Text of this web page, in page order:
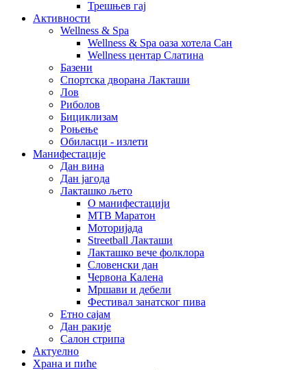
Трешњев гај
Активности
Wellness & Spa
Wellness & Spa оаза хотела Сан
Wellness центар Слатина
Базени
Спортска дворана Лакташи
Лов
Риболов
Бициклизам
Роњење
Обиласци - излети
Манифестације
Дан вина
Дан јагода
Лакташко љето
О манифестацији
MTB Маратон
Моторијада
Streetball Лакташи
Лакташко вече фолклора
Словенски дан
Червона Калена
Мршави и дебели
Фестивал занатског пива
Етно сајам
Дан ракије
Салон стрипа
Актуелно
Храна и пиће